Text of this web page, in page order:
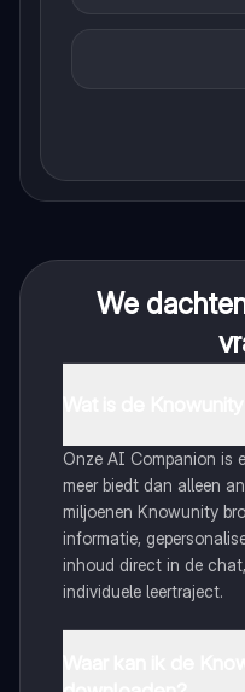
We
Onze AI Companion is
meer biedt dan alleen
miljoenen Knowunity
informatie,
inhoud direct in de
individuele leertraject.